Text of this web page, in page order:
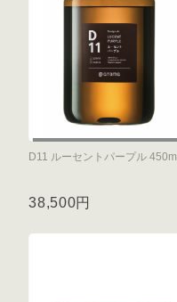
D11 ルーセントパープル 450ml
38,500円